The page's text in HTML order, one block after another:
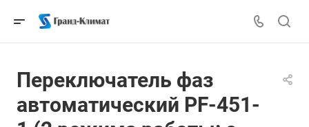
Переключатель фаз
автоматический PF-451-